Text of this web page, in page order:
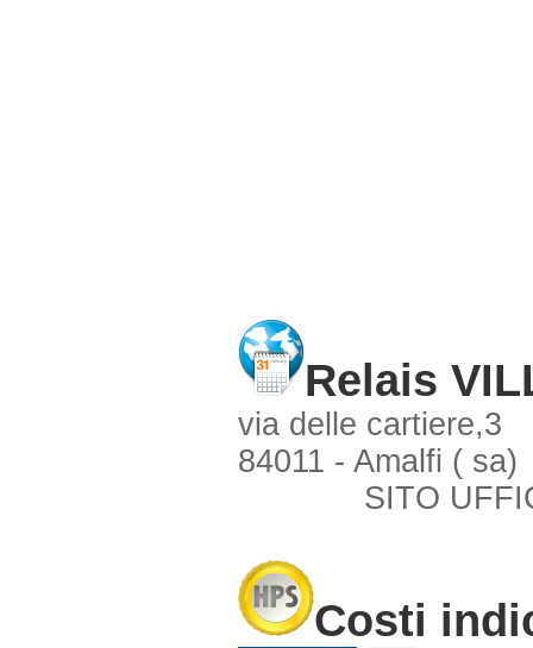
Relais
via delle cartiere,3
84011 - Amalfi ( sa)
SITO
Costi